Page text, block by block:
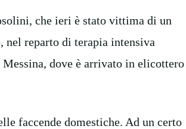
che ieri è stato vittima di un
reparto di terapia intensiva
dove è arrivato in elicottero
faccende domestiche. Ad un certo